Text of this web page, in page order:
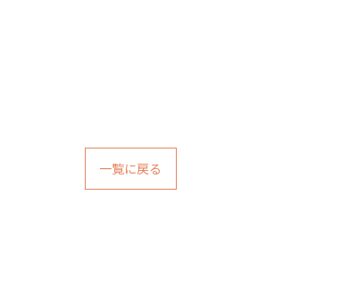
一覧に戻る